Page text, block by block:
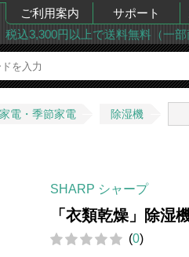
ご利用案内 サポート
税込3,300円以上で送料無料（一
電・季節家電 除湿機
SHARP シャープ
「衣類乾燥」除湿
(0)